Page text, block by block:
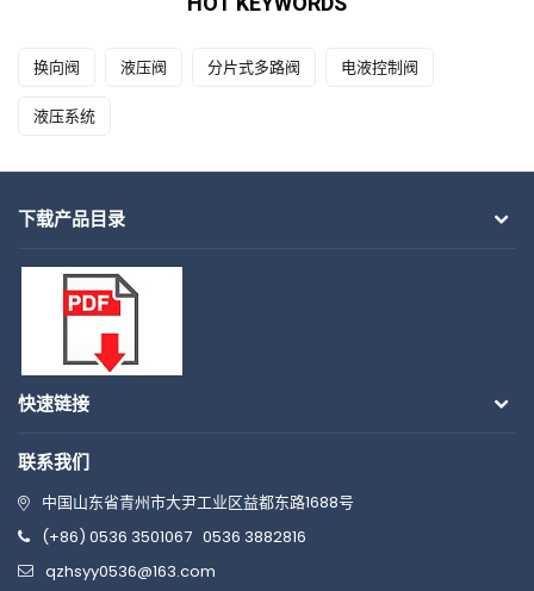
换向阀 液压阀 分片式多路阀 电液控制阀
液压系统
下载产品目录
快速链接
联系我们
中国山东省青州市大尹工业区益都东路1688号
(+86) 0536 3501067 0536 3882816
qzhsyy0536@163.com